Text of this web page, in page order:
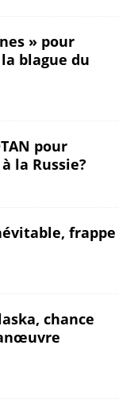
» pour
blague du
pour
la Russie?
frappe
chance